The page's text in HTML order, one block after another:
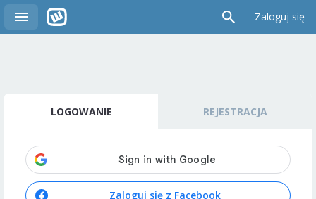
Zaloguj się
LOGOWANIE REJESTRACJA
Zaloguj się z Facebook